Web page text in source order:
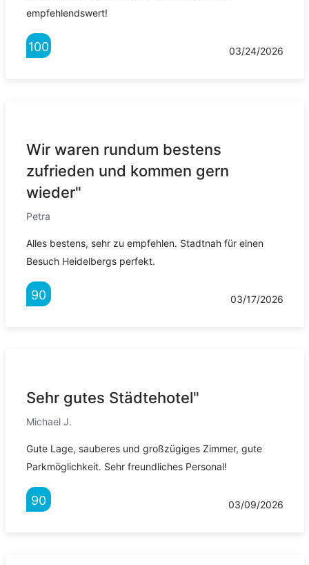
empfehlendswert!
100 03/24/2026
Wir waren rundum bestens
zufrieden und kommen gern
wieder"
Petra
Alles bestens, sehr zu empfehlen. Stadtnah für einen
Besuch Heidelbergs perfekt.
90 03/17/2026
Sehr gutes Städtehotel"
Michael J.
Gute Lage, sauberes und großzügiges Zimmer, gute
Parkmöglichkeit. Sehr freundliches Personal!
90 03/09/2026